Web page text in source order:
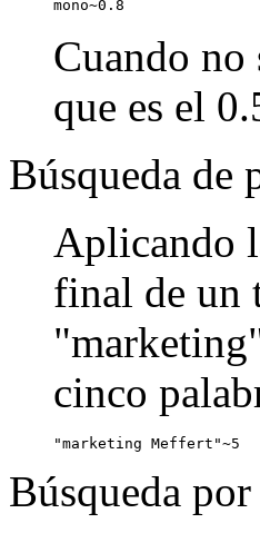
mono~0.8
Cuando no
que es el
Búsqueda de
Aplicando
final de un
cinco
"marketing Meffert"~5
Búsqueda